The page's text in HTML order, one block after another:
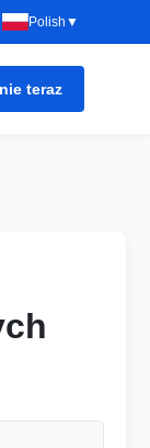
Polish ▼
teraz